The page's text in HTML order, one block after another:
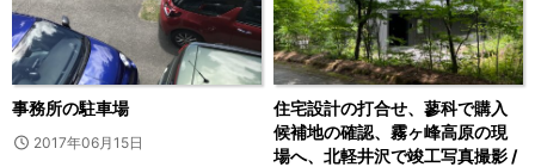
事務所の駐車場
2017年06月15日
住宅設計の打合せ、蓼科で購入
候補地の確認、霧ヶ峰高原の現
場へ、北軽井沢で竣工写真撮影 /